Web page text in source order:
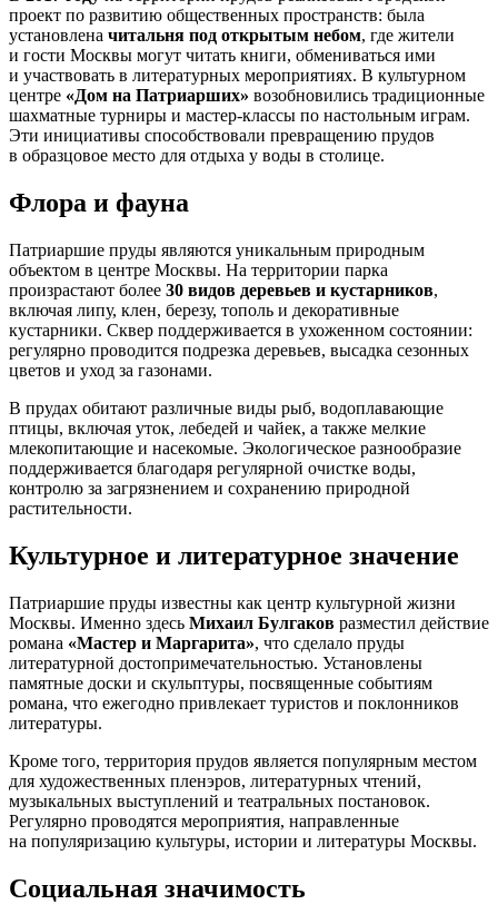
проект по развитию общественных пространств: была
установлена читальня под открытым небом, где жители
и гости Москвы могут читать книги, обмениваться ими
и участвовать в литературных мероприятиях. В культурном
центре «Дом на Патриарших» возобновились традиционные
шахматные турниры и мастер-классы по настольным играм.
Эти инициативы способствовали превращению прудов
в образцовое место для отдыха у воды в столице.
Флора и фауна
Патриаршие пруды являются уникальным природным
объектом в центре Москвы. На территории парка
произрастают более 30 видов деревьев и кустарников,
включая липу, клен, березу, тополь и декоративные
кустарники. Сквер поддерживается в ухоженном состоянии:
регулярно проводится подрезка деревьев, высадка сезонных
цветов и уход за газонами.
В прудах обитают различные виды рыб, водоплавающие
птицы, включая уток, лебедей и чайек, а также мелкие
млекопитающие и насекомые. Экологическое разнообразие
поддерживается благодаря регулярной очистке воды,
контролю за загрязнением и сохранению природной
растительности.
Культурное и литературное значение
Патриаршие пруды известны как центр культурной жизни
Москвы. Именно здесь Михаил Булгаков разместил действие
романа «Мастер и Маргарита», что сделало пруды
литературной достопримечательностью. Установлены
памятные доски и скульптуры, посвященные событиям
романа, что ежегодно привлекает туристов и поклонников
литературы.
Кроме того, территория прудов является популярным местом
для художественных пленэров, литературных чтений,
музыкальных выступлений и театральных постановок.
Регулярно проводятся мероприятия, направленные
на популяризацию культуры, истории и литературы Москвы.
Социальная значимость